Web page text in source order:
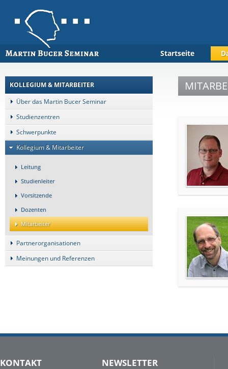
Startseite
KOLLEGIUM & MITARBEITER
Über das Martin Bucer Seminar
Studienzentren
Schwerpunkte
Kollegium & Mitarbeiter
Leitung
Studienleiter
Vorsitzende
Dozenten
Mitarbeiter
Partnerorganisationen
Meinungen und Referenzen
KONTAKT NEWSLETTER